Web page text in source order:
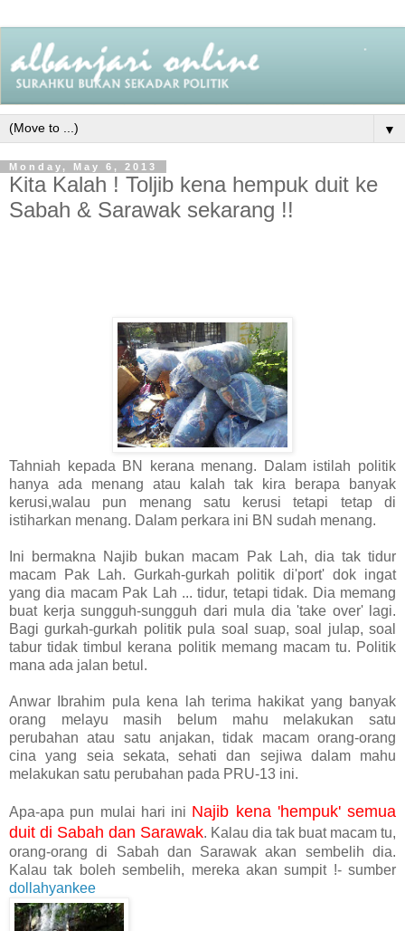
▼
Monday, May 6, 2013
Kita Kalah ! Toljib kena hempuk duit ke
Sabah & Sarawak sekarang !!
Tahniah kepada BN kerana menang. Dalam istilah politik
hanya ada menang atau kalah tak kira berapa banyak
kerusi,walau pun menang satu kerusi tetapi tetap di
istiharkan menang. Dalam perkara ini BN sudah menang.
Ini bermakna Najib bukan macam Pak Lah, dia tak tidur
macam Pak Lah. Gurkah-gurkah politik di'port' dok ingat
yang dia macam Pak Lah ... tidur, tetapi tidak. Dia memang
buat kerja sungguh-sungguh dari mula dia 'take over' lagi.
Bagi gurkah-gurkah politik pula soal suap, soal julap, soal
tabur tidak timbul kerana politik memang macam tu. Politik
mana ada jalan betul.
Anwar Ibrahim pula kena lah terima hakikat yang banyak
orang melayu masih belum mahu melakukan satu
perubahan atau satu anjakan, tidak macam orang-orang
cina yang seia sekata, sehati dan sejiwa dalam mahu
melakukan satu perubahan pada PRU-13 ini.
Apa-apa pun mulai hari ini Najib kena 'hempuk' semua
duit di Sabah dan Sarawak. Kalau dia tak buat macam tu,
orang-orang di Sabah dan Sarawak akan sembelih dia.
Kalau tak boleh sembelih, mereka akan sumpit !- sumber
dollahyankee